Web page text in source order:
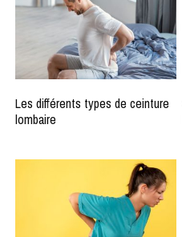
Les différents types de ceinture
lombaire